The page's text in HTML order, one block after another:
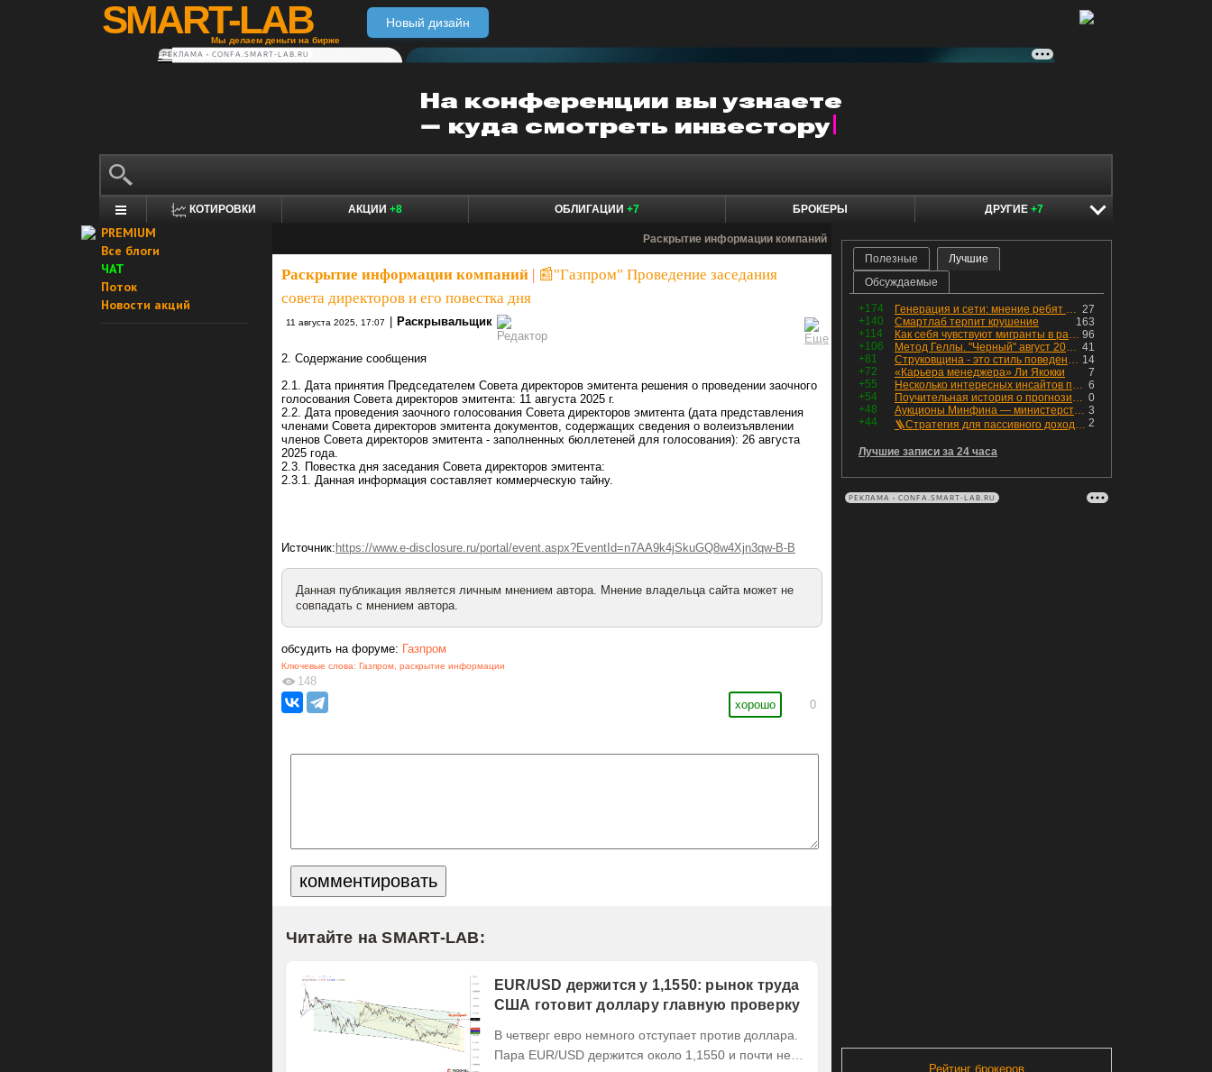
SMART-LAB
Мы делаем деньги на бирже
Новый дизайн
РЕКЛАМА • CONFA.SMART-LAB.RU
КОТИРОВКИ АКЦИИ +8 ОБЛИГАЦИИ +7 БРОКЕРЫ ДРУГИЕ +7
PREMIUM
Все блоги
ЧАТ
Поток
Новости акций
Раскрытие информации компаний
Раскрытие информации компаний
📰"Газпром" Проведение заседания
совета директоров и его повестка дня
11 августа 2025, 17:07 Раскрывальщик
2. Содержание сообщения
2.1. Дата принятия Председателем Совета директоров эмитента решения о проведении заочного
голосования Совета директоров эмитента: 11 августа 2025 г.
2.2. Дата проведения заочного голосования Совета директоров эмитента (дата представления
членами Совета директоров эмитента документов, содержащих сведения о волеизъявлении
членов Совета директоров эмитента - заполненных бюллетеней для голосования): 26 августа
2025 года.
2.3. Повестка дня заседания Совета директоров эмитента:
2.3.1. Данная информация составляет коммерческую тайну.
Источник: https://www.e-disclosure.ru/portal/event.aspx?EventId=n7AA9k4jSkuGQ8w4Xjn3qw-B-B
Данная публикация является личным мнением автора. Мнение владельца сайта может не
совпадать с мнением автора.
обсудить на форуме: Газпром
Ключевые слова: Газпром, раскрытие информации
148
хорошо
0
Читайте на SMART-LAB:
EUR/USD держится у 1,1550: рынок труда
США готовит доллару главную проверку
В четверг евро немного отступает против доллара.
Пара EUR/USD держится около 1,1550 и почти не
Полезные
Лучшие
Обсуждаемые
+174 27
Генерация и сети: мнение ребят из индустрии
+140
163
Смартлаб терпит крушение
+114
96
Как себя чувствуют мигранты в раю, в который они так стремились
+106
41
Метод Геллы. "Черный" август 2026 - быть или не быть?
+81
14
Струковщина - это стиль поведения, известный всем в секторе золотодобычи.
+72
7
«Карьера менеджера» Ли Якокки
+55
6
Несколько интересных инсайтов по "Озону"
+54
0
Поучительная история о прогнозировании
+48
3
Аукционы Минфина — министерство всё ещё не придумало "лекарство" для рынка ОФЗ. Ликвидности банкам не хватает это по РЕПО аукционам!
+44
2
🪜Стратегия для пассивного дохода: Лестница облигаций
Лучшие записи за 24 часа
РЕКЛАМА • CONFA.SMART-LAB.RU
Рейтинг брокеров